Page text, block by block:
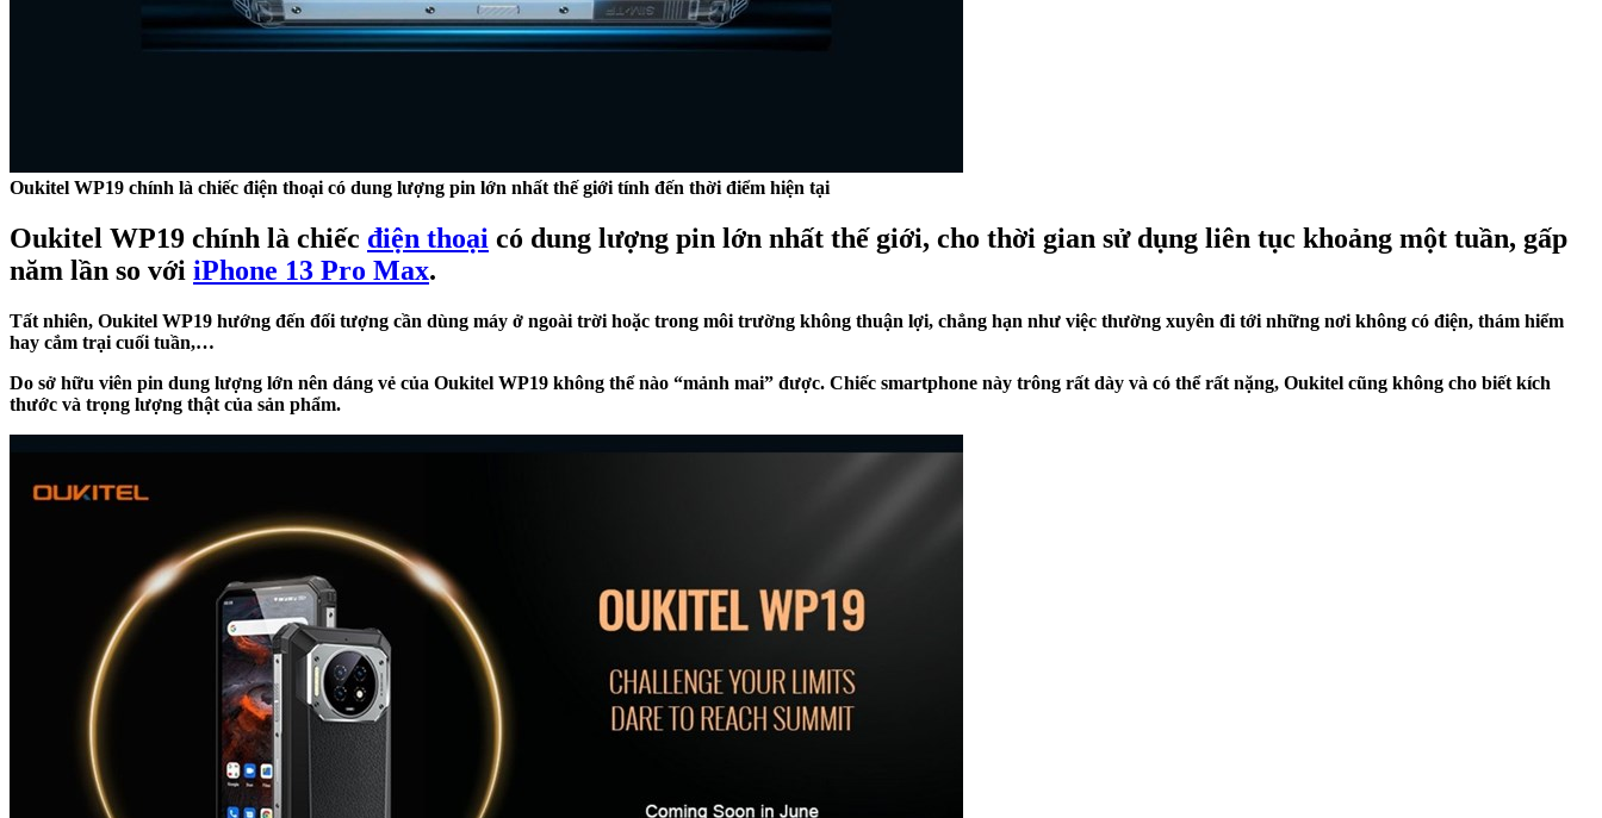
Oukitel WP19 chính là chiếc điện thoại có dung lượng pin lớn nhất thế giới tính đến thời điểm hiện tại
Oukitel WP19 chính là chiếc điện thoại có dung lượng pin lớn nhất thế giới, cho thời gian sử dụng liên tục khoảng một tuần, gấp
năm lần so với iPhone 13 Pro Max.
Tất nhiên, Oukitel WP19 hướng đến đối tượng cần dùng máy ở ngoài trời hoặc trong môi trường không thuận lợi, chẳng hạn như việc thường xuyên đi tới những nơi không có điện, thám hiểm
hay cắm trại cuối tuần,…
Do sở hữu viên pin dung lượng lớn nên dáng vẻ của Oukitel WP19 không thể nào “mảnh mai” được. Chiếc smartphone này trông rất dày và có thể rất nặng, Oukitel cũng không cho biết kích
thước và trọng lượng thật của sản phẩm.